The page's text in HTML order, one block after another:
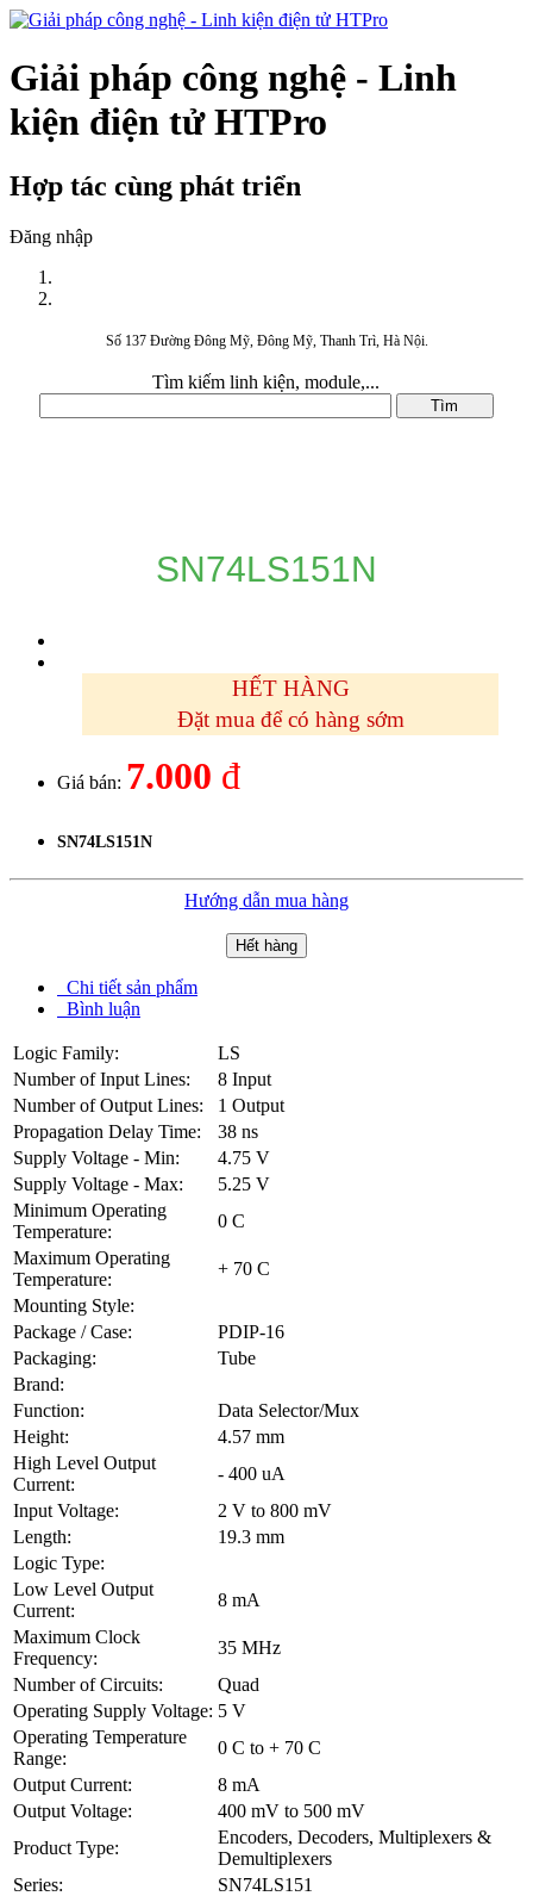
Giải pháp công nghệ - Linh
kiện điện tử HTPro
Hợp tác cùng phát triển
Đăng nhập
Số 137 Đường Đông Mỹ, Đông Mỹ, Thanh Trì, Hà Nội.
Tìm kiếm linh kiện, module,...
SN74LS151N
HẾT HÀNG
Đặt mua để có hàng sớm
Giá bán: 7.000 đ
SN74LS151N
Hướng dẫn mua hàng
Hết hàng
Chi tiết sản phẩm
Bình luận
Logic Family:
LS
Number of Input Lines:
8 Input
Number of Output Lines:
1 Output
Propagation Delay Time:
38 ns
Supply Voltage - Min:
4.75 V
Supply Voltage - Max:
5.25 V
Minimum Operating
Temperature:
0 C
Maximum Operating
Temperature:
+ 70 C
Mounting Style:
Package / Case:
PDIP-16
Packaging:
Tube
Brand:
Function:
Data Selector/Mux
Height:
4.57 mm
High Level Output
Current:
- 400 uA
Input Voltage:
2 V to 800 mV
Length:
19.3 mm
Logic Type:
Low Level Output
Current:
8 mA
Maximum Clock
Frequency:
35 MHz
Number of Circuits:
Quad
Operating Supply Voltage: 5 V
Operating Temperature
Range:
0 C to + 70 C
Output Current:
8 mA
Output Voltage:
400 mV to 500 mV
Product Type:
Encoders, Decoders, Multiplexers &
Demultiplexers
Series:
SN74LS151